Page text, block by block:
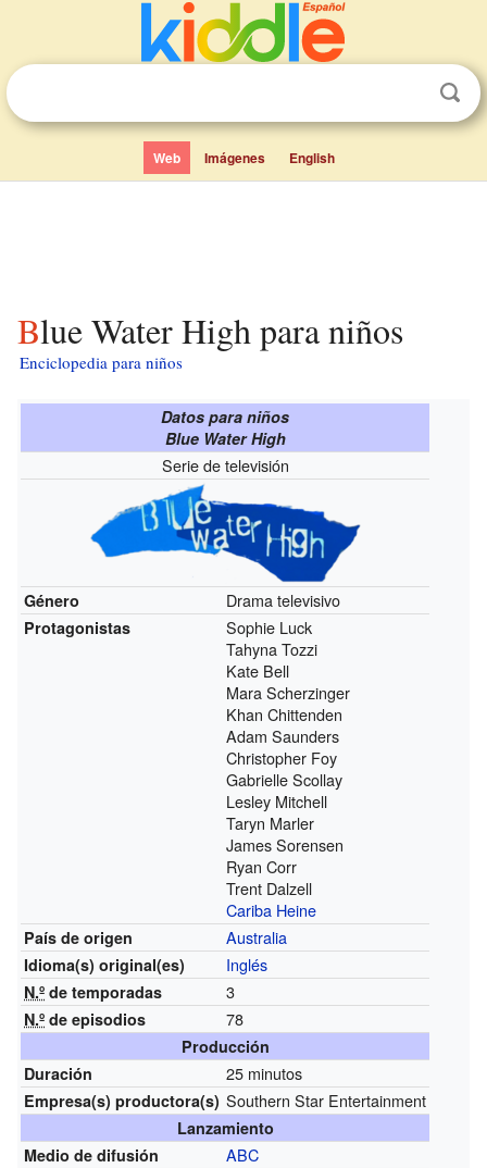
Web Imágenes English
Blue Water High para niños
Enciclopedia para niños
Datos para niños
Blue Water High
Serie de televisión
Género Drama televisivo
Protagonistas
Sophie Luck
Tahyna Tozzi
Kate Bell
Mara Scherzinger
Khan Chittenden
Adam Saunders
Christopher Foy
Gabrielle Scollay
Lesley Mitchell
Taryn Marler
James Sorensen
Ryan Corr
Trent Dalzell
Cariba Heine
País de origen Australia
Idioma(s) original(es) Inglés
N.º de temporadas 3
N.º de episodios 78
Producción
Duración
25 minutos
Empresa(s) productora(s) Southern Star Entertainment
Lanzamiento
Medio de difusión
ABC